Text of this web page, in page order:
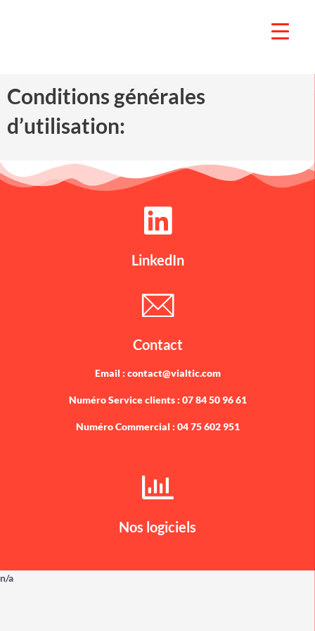
Conditions générales
d’utilisation:
LinkedIn
Contact
Email : contact@vialtic.com
Numéro Service clients : 07 84 50 96 61
Numéro Commercial : 04 75 602 951
Nos logiciels
n/a